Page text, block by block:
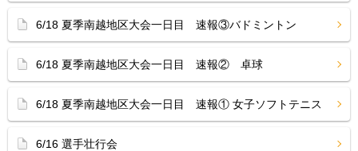
6/18 夏季南越地区大会一日目 速報③バドミントン
6/18 夏季南越地区大会一日目 速報② 卓球
6/18 夏季南越地区大会一日目 速報① 女子ソフトテニス
6/16 選手壮行会